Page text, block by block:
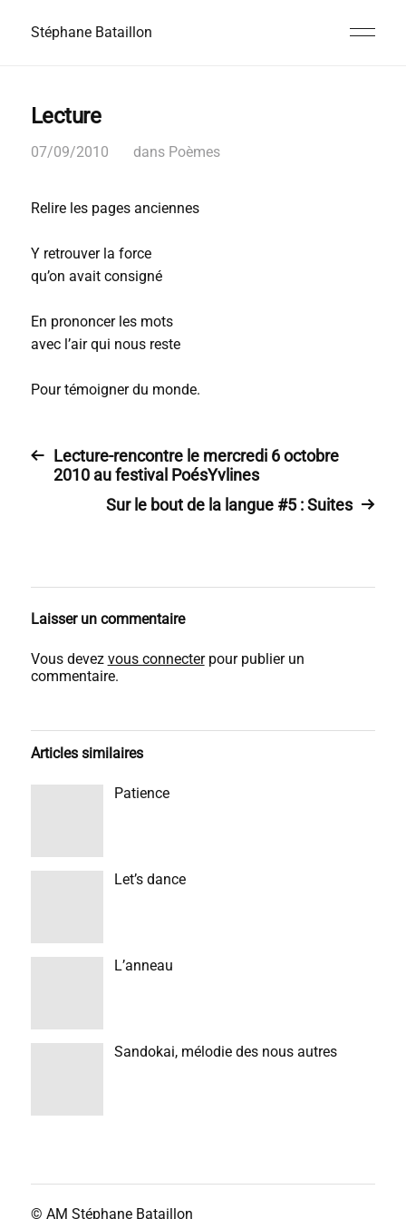
Stéphane Bataillon
Lecture
07/09/2010 dans Poèmes
Relire les pages anciennes
Y retrouver la force
qu’on avait consigné
En prononcer les mots
avec l’air qui nous reste
Pour témoigner du monde.
Lecture-rencontre le mercredi 6 octobre
2010 au festival PoésYvlines
Sur le bout de la langue #5 : Suites
Laisser un commentaire
Vous devez vous connecterpour publier un
commentaire.
Articles similaires
Patience
Let’s dance
L’anneau
Sandokai, mélodie des nous autres
© AM Stéphane Bataillon